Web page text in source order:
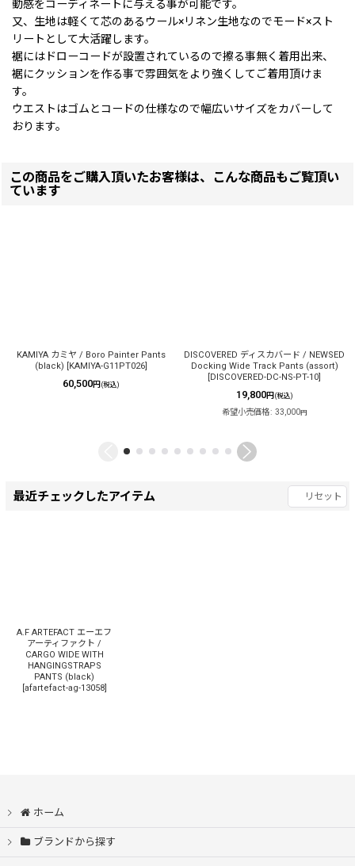
動感をコーディネートに与える事が可能です。
又、生地は軽くて芯のあるウール×リネン生地なのでモード×スト
リートとして大活躍します。
裾にはドローコードが設置されているので擦る事無く着用出来、
裾にクッションを作る事で雰囲気をより強くしてご着用頂けま
す。
ウエストはゴムとコードの仕様なので幅広いサイズをカバーして
おります。
この商品をご購入頂いたお客様は、こんな商品もご覧頂い
ています
KAMIYA カミヤ / Boro Painter Pants
(black) [KAMIYA-G11PT026]
60,500円 (税込)
DISCOVERED ディスカバード / NEWSED
Docking Wide Track Pants (assort)
[DISCOVERED-DC-NS-PT-10]
19,800円 (税込)
希望小売価格: 33,000円
最近チェックしたアイテム リセット
A.F ARTEFACT エーエフ
アーティファクト /
CARGO WIDE WITH
HANGINGSTRAPS
PANTS (black)
[afartefact-ag-13058]
ホーム
ブランドから探す